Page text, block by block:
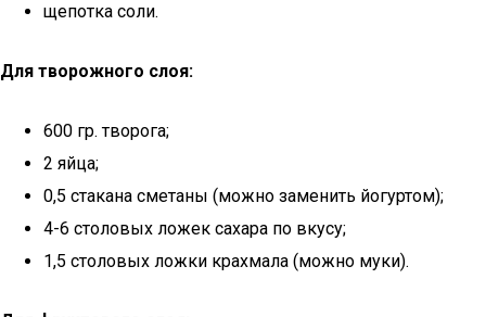
щепотка соли.
Для творожного слоя:
600 гр. творога;
2 яйца;
0,5 стакана сметаны (можно заменить йогуртом);
4-6 столовых ложек сахара по вкусу;
1,5 столовых ложки крахмала (можно муки).